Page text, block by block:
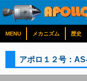
MENU メカニズム 歴史
アポロ１２号：